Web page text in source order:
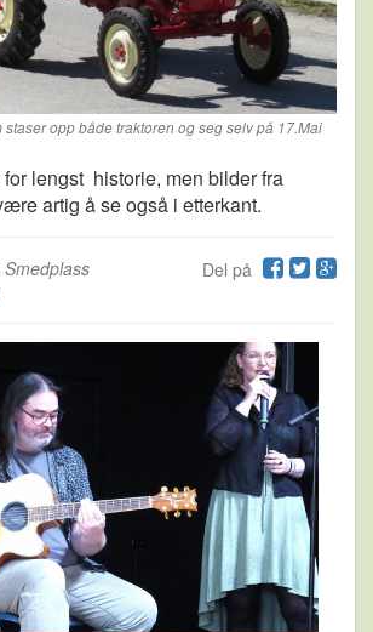
staser opp både traktoren og seg selv på 17.Mai
lengst historie, men bilder fra
artig å se også i etterkant.
Del på
Smedplass